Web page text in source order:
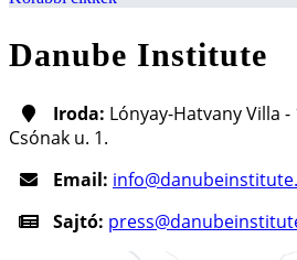
Danube Institute
Iroda: Lónyay-Hatvany Villa
Csónak u. 1.
Email:
Sajtó: